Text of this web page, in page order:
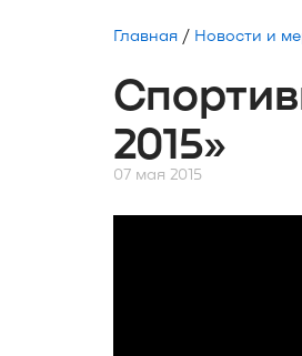
Главная / Новости и
2015»
07 мая 2015